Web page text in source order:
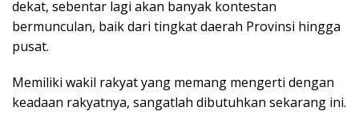
dekat, sebentar lagi akan banyak kontestan
bermunculan, baik dari tingkat daerah Provinsi hingga
pusat.
Memiliki wakil rakyat yang memang mengerti dengan
keadaan rakyatnya, sangatlah dibutuhkan sekarang ini.